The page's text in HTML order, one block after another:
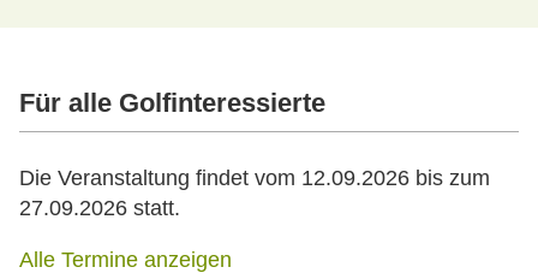
Für alle Golfinteressierte
Die Veranstaltung findet vom 12.09.2026 bis zum
27.09.2026 statt.
Alle Termine anzeigen